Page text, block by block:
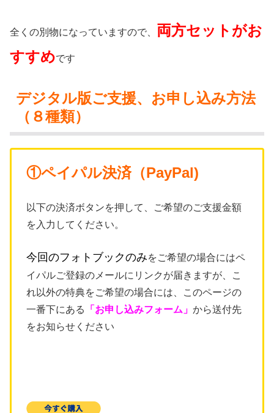
全くの別物になっていますので、 両方セットがお
すすめです
デジタル版ご支援、お申し込み方法
（８種類）
①ペイパル決済（PayPal)
以下の決済ボタンを押して、ご希望のご支援金額
を入力してください。
今回のフォトブックのみをご希望の場合にはペ
イパルご登録のメールにリンクが届きますが、こ
れ以外の特典をご希望の場合には、このページの
一番下にある
「お申し込みフォーム」 から送付先
をお知らせください